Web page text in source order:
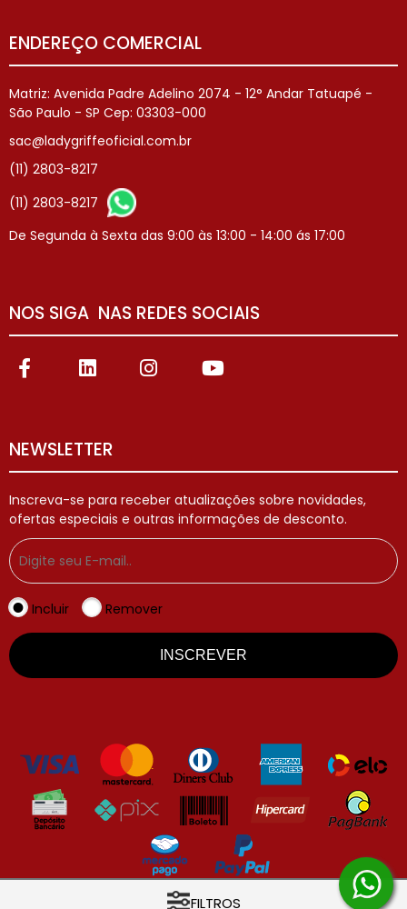
FILTROS
ENDEREÇO COMERCIAL
Matriz: Avenida Padre Adelino 2074 - 12° Andar Tatuapé -
São Paulo - SP Cep: 03303-000
sac@ladygriffeoficial.com.br
(11) 2803-8217
(11) 2803-8217
De Segunda à Sexta das 9:00 às 13:00 - 14:00 ás 17:00
NOS SIGA NAS REDES SOCIAIS
NEWSLETTER
Inscreva-se para receber atualizações sobre novidades,
ofertas especiais e outras informações de desconto.
Incluir Remover
INSCREVER
COPYRIGHT © Lady Griffe – Perfumaria de luxo acessível 2026 -